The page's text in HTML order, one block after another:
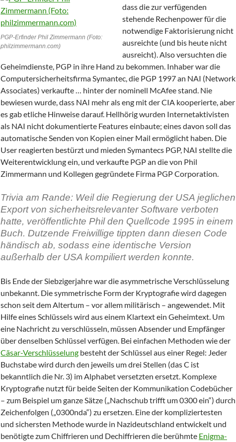
PGP-Erfinder Phil Zimmermann (Foto:
philzimmermann.com)
dass die zur verfügenden
stehende Rechenpower für die
notwendige Faktorisierung nicht
ausreichte (und bis heute nicht
ausreicht). Also versuchten die
Geheimdienste, PGP in ihre Hand zu bekommen. Inhaber war die
Computersicherheitsfirma Symantec, die PGP 1997 an NAI (Network
Associates) verkaufte … hinter der nominell McAfee stand. Nie
bewiesen wurde, dass NAI mehr als eng mit der CIA kooperierte, aber
es gab etliche Hinweise darauf. Hellhörig wurden Internetaktivisten
als NAI nicht dokumentierte Features einbaute; eines davon soll das
automatische Senden von Kopien einer Mail ermöglicht haben. Die
User reagierten bestürzt und mieden Symantecs PGP, NAI stellte die
Weiterentwicklung ein, und verkaufte PGP an die von Phil
Zimmermann und Kollegen gegründete Firma PGP Corporation.
Trivia am Rande: Weil die Regierung der USA jeglichen
Export von sicherheitsrelevanter Software verboten
hatte, veröffentlichte Phil den Quellcode 1995 in einem
Buch. Dutzende Freiwillige tippten dann diesen Code
händisch ab, sodass eine identische Version
außerhalb der USA kompiliert werden konnte.
Bis Ende der Siebzigerjahre war die asymmetrische Verschlüsselung
unbekannt. Die symmetrische Form der Kryptografie wird dagegen
schon seit dem Altertum – vor allem militärisch – angewendet. Mit
Hilfe eines Schlüssels wird aus einem Klartext ein Geheimtext. Um
eine Nachricht zu verschlüsseln, müssen Absender und Empfänger
über denselben Schlüssel verfügen. Bei einfachen Methoden wie der
Cäsar-Verschlüsselung besteht der Schlüssel aus einer Regel: Jeder
Buchstabe wird durch den jeweils um drei Stellen (das C ist
bekanntlich die Nr. 3) im Alphabet versetzten ersetzt. Komplexe
Kryptografie nutzt für beide Seiten der Kommunikation Codebücher
– zum Beispiel um ganze Sätze („Nachschub trifft um 0300 ein“) durch
Zeichenfolgen („0300nda“) zu ersetzen. Eine der kompliziertesten
und sichersten Methode wurde in Nazideutschland entwickelt und
benötigte zum Chiffrieren und Dechiffrieren die berühmte Enigma-